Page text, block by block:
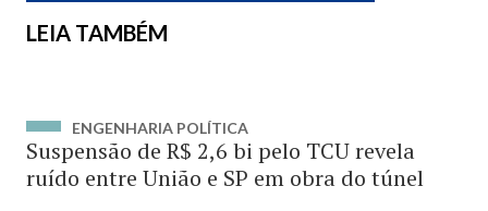
LEIA TAMBÉM
ENGENHARIA POLÍTICA
Suspensão de R$ 2,6 bi pelo TCU revela
ruído entre União e SP em obra do túnel